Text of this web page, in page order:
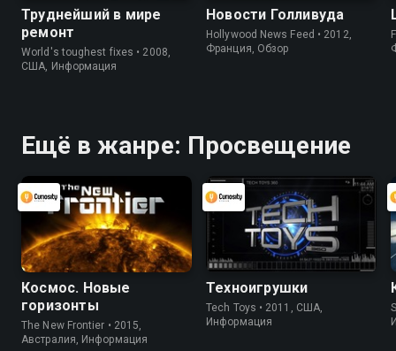
Труднейший в мире
ремонт
World's toughest fixes • 2008,
США, Информация
Новости Голливуда
Hollywood News Feed • 2012,
Франция, Обзор
Ещё в жанре: Просвещение
Космос. Новые
горизонты
The New Frontier • 2015,
Австралия, Информация
Техноигрушки
Tech Toys • 2011, США,
Информация